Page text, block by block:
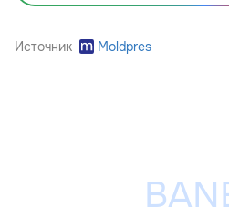
Источник Moldpres